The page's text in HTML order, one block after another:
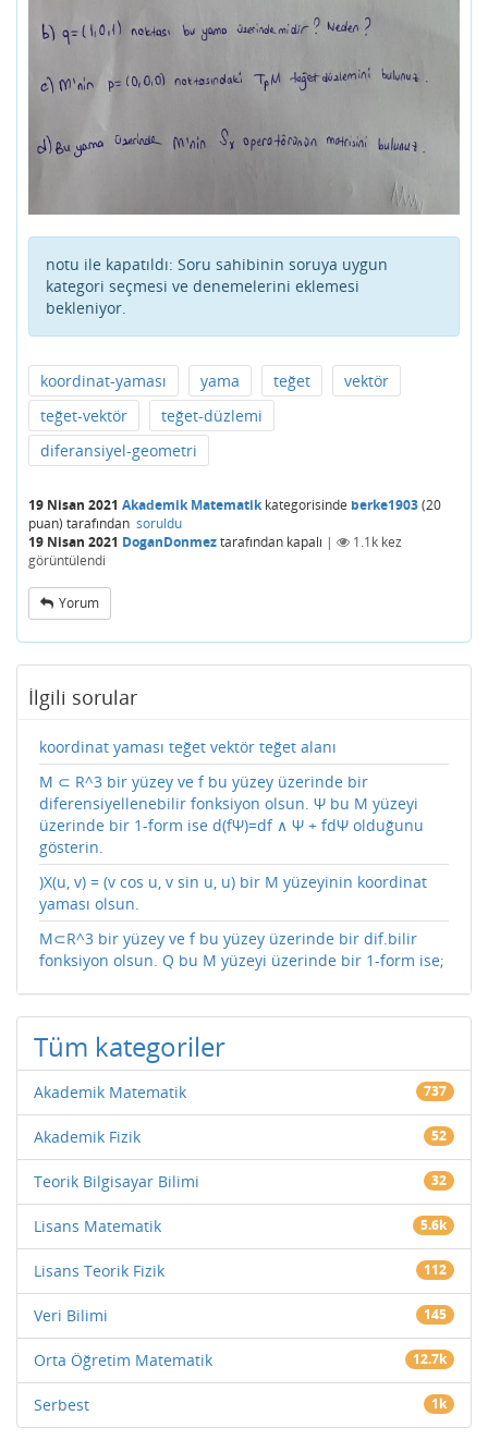
notu ile kapatıldı: Soru sahibinin soruya uygun
kategori seçmesi ve denemelerini eklemesi
bekleniyor.
koordinat-yaması yama teğet
vektör
teğet-vektör
teğet-düzlemi
diferansiyel-geometri
19 Nisan 2021 Akademik Matematikkategorisinde berke1903(20
puan) tarafından soruldu
19 Nisan 2021 DoganDonmeztarafından kapalı | 1.1k kez
görüntülendi
Yorum
İlgili sorular
koordinat yaması teğet vektör teğet alanı
M ⊂ R^3 bir yüzey ve f bu yüzey üzerinde bir
diferensiyellenebilir fonksiyon olsun. Ψ bu M yüzeyi
üzerinde bir 1-form ise d(fΨ)=df ∧ Ψ + fdΨ olduğunu
gösterin.
)X(u, v) = (v cos u, v sin u, u) bir M yüzeyinin koordinat
yaması olsun.
M⊂R^3 bir yüzey ve f bu yüzey üzerinde bir dif.bilir
fonksiyon olsun. Q bu M yüzeyi üzerinde bir 1-form ise;
Tüm kategoriler
Akademik Matematik 737
Akademik Fizik 52
Teorik Bilgisayar Bilimi 32
Lisans Matematik 5.6k
Lisans Teorik Fizik 112
Veri Bilimi 145
Orta Öğretim Matematik 12.7k
Serbest 1k